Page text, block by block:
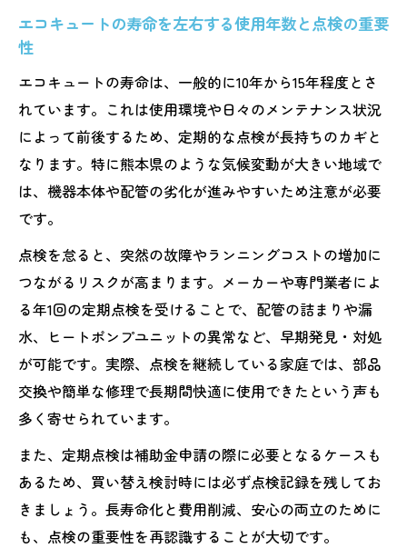
エコキュートの寿命を左右する使用年数と点検の重要
性
エコキュートの寿命は、一般的に10年から15年程度とさ
れています。これは使用環境や日々のメンテナンス状況
によって前後するため、定期的な点検が長持ちのカギと
なります。特に熊本県のような気候変動が大きい地域で
は、機器本体や配管の劣化が進みやすいため注意が必要
です。
点検を怠ると、突然の故障やランニングコストの増加に
つながるリスクが高まります。メーカーや専門業者によ
る年1回の定期点検を受けることで、配管の詰まりや漏
水、ヒートポンプユニットの異常など、早期発見・対処
が可能です。実際、点検を継続している家庭では、部品
交換や簡単な修理で長期間快適に使用できたという声も
多く寄せられています。
また、定期点検は補助金申請の際に必要となるケースも
あるため、買い替え検討時には必ず点検記録を残してお
きましょう。長寿命化と費用削減、安心の両立のために
も、点検の重要性を再認識することが大切です。